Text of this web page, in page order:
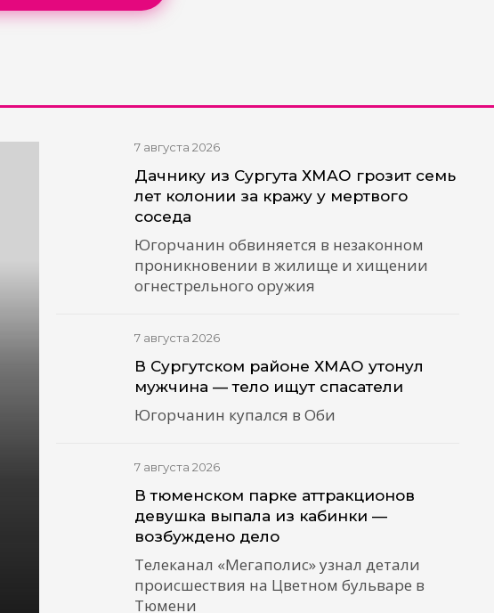
7 августа 2026
Дачнику из Сургута ХМАО грозит семь
лет колонии за кражу у мертвого
соседа
Югорчанин обвиняется в незаконном
проникновении в жилище и хищении
огнестрельного оружия
7 августа 2026
В Сургутском районе ХМАО утонул
мужчина — тело ищут спасатели
Югорчанин купался в Оби
7 августа 2026
В тюменском парке аттракционов
девушка выпала из кабинки —
возбуждено дело
Телеканал «Мегаполис» узнал детали
происшествия на Цветном бульваре в
Тюмени